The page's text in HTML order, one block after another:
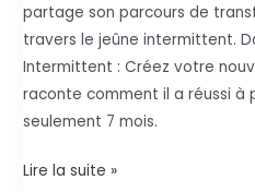
partage son parcours de
travers le jeûne intermittent.
Intermittent : Créez votre
raconte comment il a réussi à
seulement 7 mois.
Le
Lire la suite »